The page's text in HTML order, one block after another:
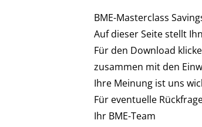
BME-Masterclass
Auf dieser Seite stellt
Für den Download
zusammen mit den
Ihre Meinung ist uns
Für eventuelle
Ihr BME-Team